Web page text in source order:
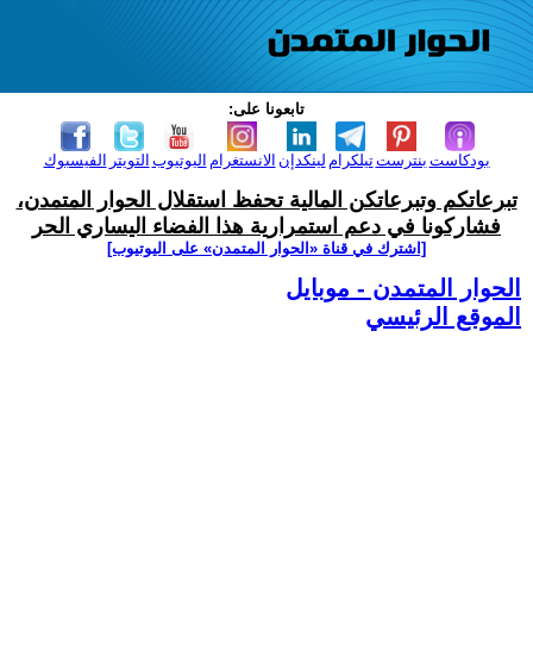
تابعونا على:
الفيسبوك التويتر اليوتيوب الانستغرام لينكدإن تيلكرامبنترست بودكاست
تبرعاتكم وتبرعاتكن المالية تحفظ استقلال الحوار المتمدن،
فشاركونا في دعم استمرارية هذا الفضاء اليساري الحر
[اشترك في قناة ‫«الحوار المتمدن» على اليوتيوب]
الحوار المتمدن - موبايل
الموقع الرئيسي